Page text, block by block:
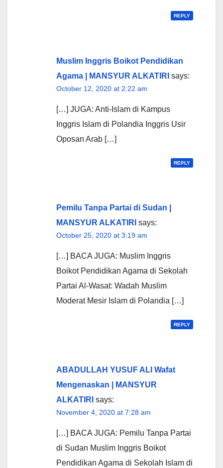
REPLY
Muslim Inggris Boikot Pendidikan
Agama | MANSYUR ALKATIRI says:
October 12, 2020 at 2:22 am
[…] JUGA: Anti-Islam di Kampus
Inggris Islam di Polandia Inggris Usir
Oposan Arab […]
REPLY
Pemilu Tanpa Partai di Sudan |
MANSYUR ALKATIRI says:
October 25, 2020 at 3:19 am
[…] BACA JUGA: Muslim Inggris
Boikot Pendidikan Agama di Sekolah
Partai Al-Wasat: Wadah Muslim
Moderat Mesir Islam di Polandia […]
REPLY
ABADULLAH YUSUF ALI Wafat
Mengenaskan | MANSYUR
ALKATIRI says:
November 4, 2020 at 7:28 am
[…] BACA JUGA: Pemilu Tanpa Partai
di Sudan Muslim Inggris Boikot
Pendidikan Agama di Sekolah Islam di